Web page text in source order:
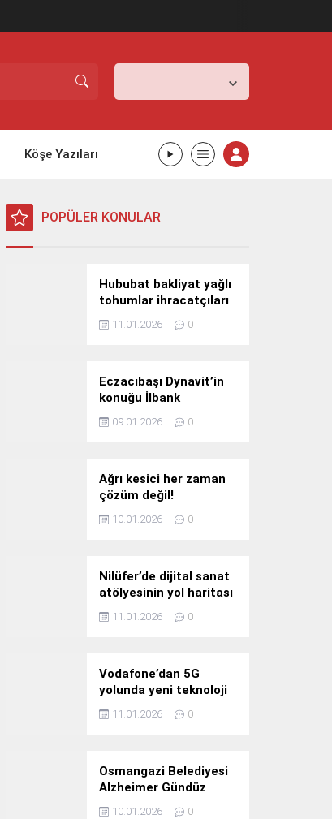
Köşe Yazıları
POPÜLER KONULAR
Hububat bakliyat yağlı
tohumlar ihracatçıları
Güney Kore yolcusu
11.01.2026 0
Eczacıbaşı Dynavit’in
konuğu İlbank
09.01.2026 0
Ağrı kesici her zaman
çözüm değil!
10.01.2026 0
Nilüfer’de dijital sanat
atölyesinin yol haritası
konuşuldu
11.01.2026 0
Vodafone’dan 5G
yolunda yeni teknoloji
yatırımı
11.01.2026 0
Osmangazi Belediyesi
Alzheimer Gündüz
Bakım Evi 3. Yılını
10.01.2026 0